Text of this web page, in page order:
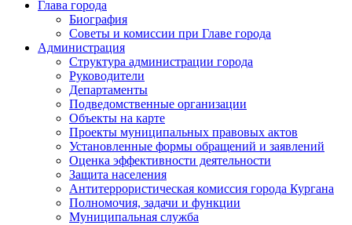
Глава города
Биография
Советы и комиссии при Главе города
Администрация
Структура администрации города
Руководители
Департаменты
Подведомственные организации
Объекты на карте
Проекты муниципальных правовых актов
Установленные формы обращений и заявлений
Оценка эффективности деятельности
Защита населения
Антитеррористическая комиссия города Кургана
Полномочия, задачи и функции
Муниципальная служба